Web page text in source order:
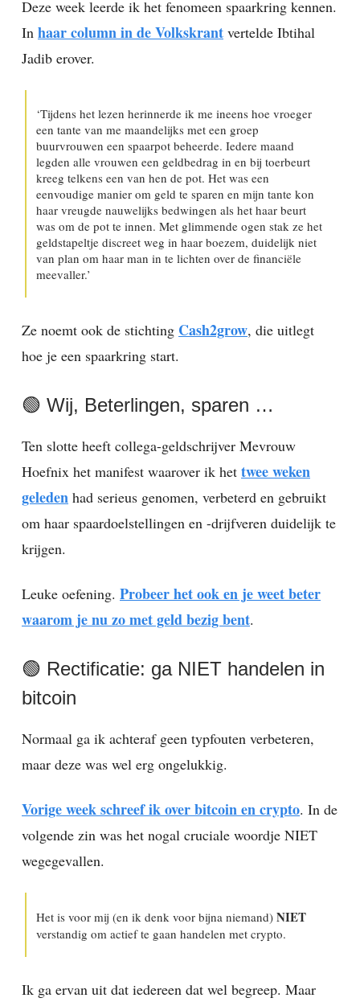
Deze week leerde ik het fenomeen spaarkring kennen.
In haar column in de Volkskrant vertelde Ibtihal
Jadib erover.
‘Tijdens het lezen herinnerde ik me ineens hoe vroeger
een tante van me maandelijks met een groep
buurvrouwen een spaarpot beheerde. Iedere maand
legden alle vrouwen een geldbedrag in en bij toerbeurt
kreeg telkens een van hen de pot. Het was een
eenvoudige manier om geld te sparen en mijn tante kon
haar vreugde nauwelijks bedwingen als het haar beurt
was om de pot te innen. Met glimmende ogen stak ze het
geldstapeltje discreet weg in haar boezem, duidelijk niet
van plan om haar man in te lichten over de financiële
meevaller.’
Ze noemt ook de stichting Cash2grow, die uitlegt
hoe je een spaarkring start.
🟢 Wij, Beterlingen, sparen …
Ten slotte heeft collega-geldschrijver Mevrouw
Hoefnix het manifest waarover ik het twee weken
geleden had serieus genomen, verbeterd en gebruikt
om haar spaardoelstellingen en -drijfveren duidelijk te
krijgen.
Leuke oefening. Probeer het ook en je weet beter
waarom je nu zo met geld bezig bent.
🟢 Rectificatie: ga NIET handelen in
bitcoin
Normaal ga ik achteraf geen typfouten verbeteren,
maar deze was wel erg ongelukkig.
Vorige week schreef ik over bitcoin en crypto. In de
volgende zin was het nogal cruciale woordje NIET
wegegevallen.
Het is voor mij (en ik denk voor bijna niemand) NIET
verstandig om actief te gaan handelen met crypto.
Ik ga ervan uit dat iedereen dat wel begreep. Maar